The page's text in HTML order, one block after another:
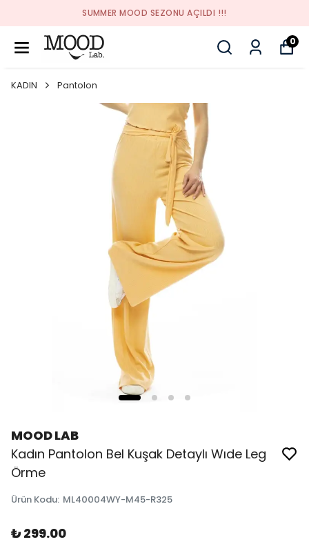
SUMMER MOOD SEZONU AÇILDI !!!
0
KADIN Pantolon
MOOD LAB
Kadın Pantolon Bel Kuşak Detaylı Wıde Leg
Örme
Ürün Kodu: ML40004WY-M45-R325
₺ 299.00